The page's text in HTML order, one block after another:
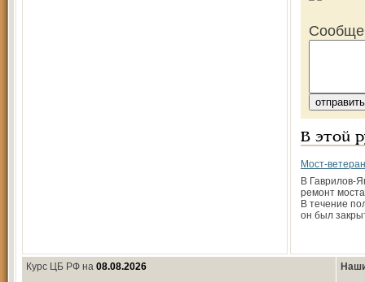
В этой
Мост-
В Гаврилов-
ремонт
В течение
он был
Курс ЦБ РФ на 08.08.2026